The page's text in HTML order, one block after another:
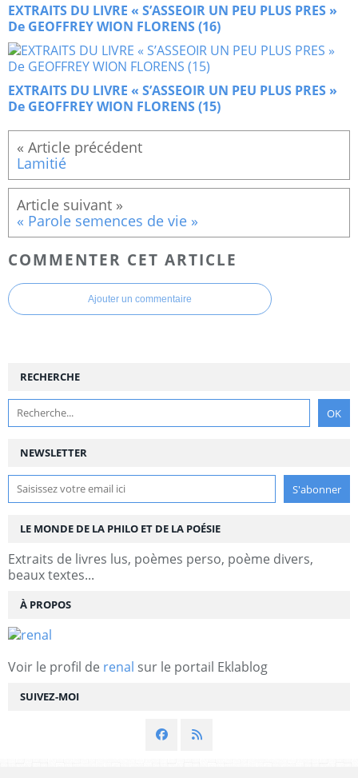
EXTRAITS DU LIVRE « S’ASSEOIR UN PEU PLUS PRES »
De GEOFFREY WION FLORENS (16)
EXTRAITS DU LIVRE « S’ASSEOIR UN PEU PLUS PRES »
De GEOFFREY WION FLORENS (15)
Lamitié
« Parole semences de vie »
COMMENTER CET ARTICLE
Ajouter un commentaire
NEWSLETTER
SUIVEZ-MOI
RECHERCHE
LE MONDE DE LA PHILO ET DE LA POÉSIE
Extraits de livres lus, poèmes perso, poème divers,
beaux textes...
À PROPOS
Voir le profil de renal sur le portail Eklablog